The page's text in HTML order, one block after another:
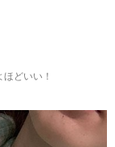
どいい！